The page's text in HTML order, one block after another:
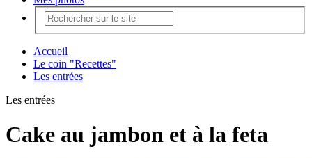
Accueil
Le coin "Recettes"
Les entrées
Les entrées
Cake au jambon et à la feta